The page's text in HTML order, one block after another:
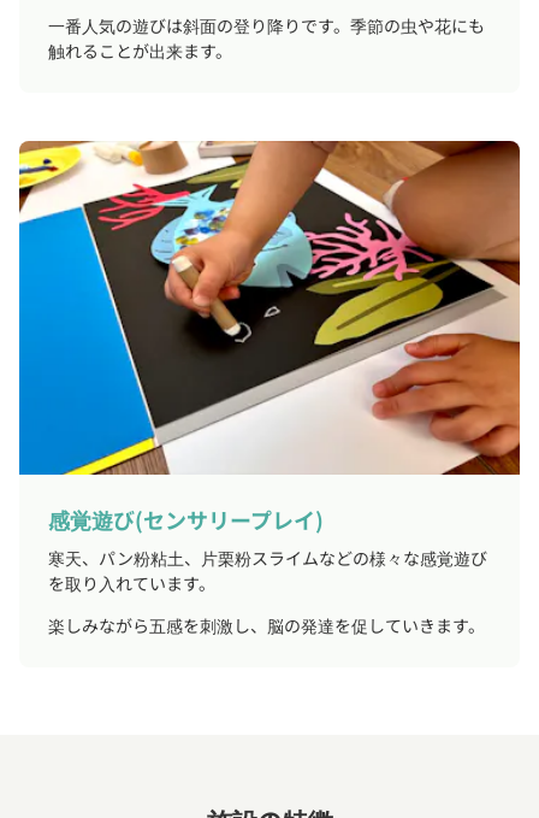
一番人気の遊びは斜面の登り降りです。季節の虫や花にも
触れることが出来ます。
感覚遊び(センサリープレイ)
寒天、パン粉粘土、片栗粉スライムなどの様々な感覚遊び
を取り入れています。
楽しみながら五感を刺激し、脳の発達を促していきます。